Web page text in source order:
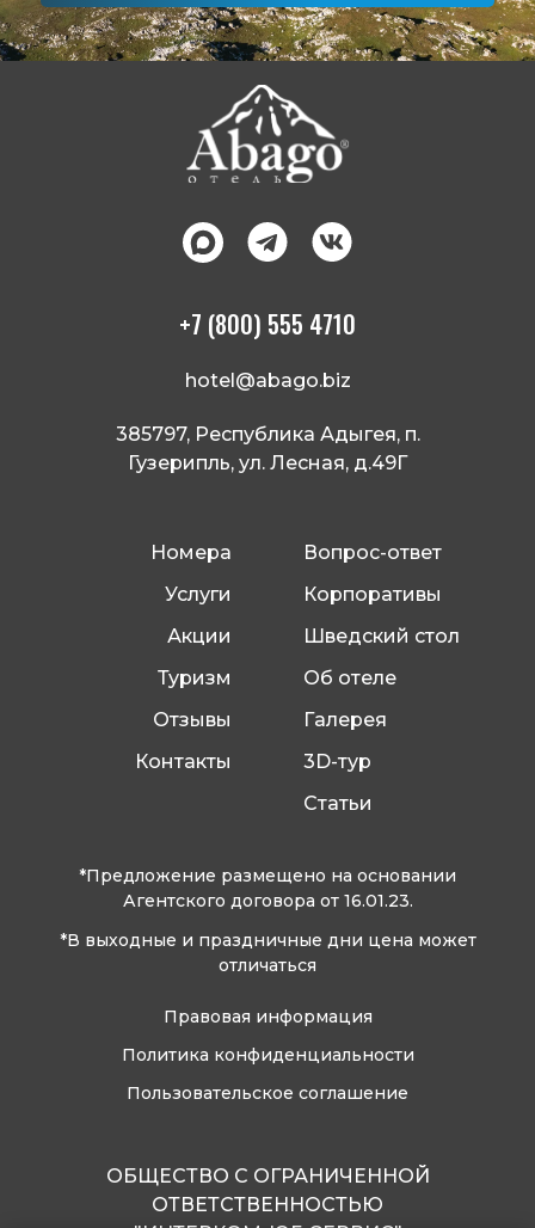
+7 (800) 555 4710
hotel@abago.biz
385797, Республика Адыгея, п.
Гузерипль, ул. Лесная, д.49Г
ОБЩЕСТВО С ОГРАНИЧЕННОЙ
ОТВЕТСТВЕННОСТЬЮ
*Предложение размещено на основании
Агентского договора от 16.01.23.
*В выходные и праздничные дни цена может
отличаться
Правовая информация
Пользовательское соглашение
Политика конфиденциальности
Номера
Услуги
Акции
Туризм
Контакты
Отзывы
Шведский стол
Корпоративы
Вопрос-ответ
Галерея
3D-тур
Статьи
Об отеле